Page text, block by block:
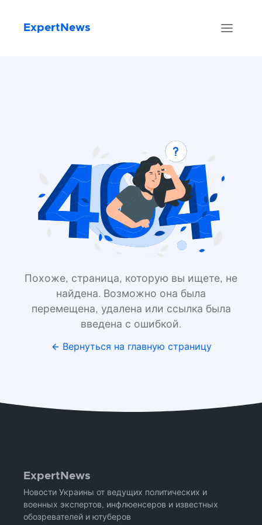
ExpertNews
Похоже, страница, которую вы ищете, не
найдена. Возможно она была
перемещена, удалена или ссылка была
введена с ошибкой.
Вернуться на главную страницу
ExpertNews
Новости Украины от ведущих политических и
военных экспертов, инфлюенсеров и известных
обозревателей и ютуберов